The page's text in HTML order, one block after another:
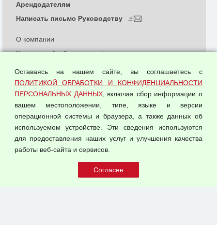
© 2026 ООО "Феникс"
О компании
Политика обработки и конфиденциальности
Согласием на обработку персональных данных
Оферта оптовой купли-продажи
Публичная оферта
Арендодателям
Написать письмо Руководству
Оставаясь на нашем сайте, вы соглашаетесь с
ПОЛИТИКОЙ ОБРАБОТКИ И КОНФИДЕНЦИАЛЬНОСТИ
ПЕРСОНАЛЬНЫХ ДАННЫХ, включая сбор информации о
вашем местоположении, типе, языке и версии
операционной системы и браузера, а также данных об
используемом устройстве. Эти сведения используются
для предоставления наших услуг и улучшения качества
работы веб-сайта и сервисов.